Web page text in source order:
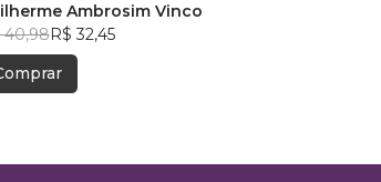
Ambrosim Vinco
40,98R$ 32,45